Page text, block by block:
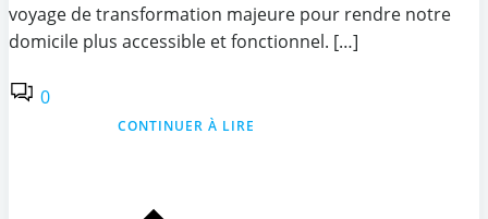
voyage de transformation majeure pour rendre notre
domicile plus accessible et fonctionnel. […]
0
CONTINUER À LIRE